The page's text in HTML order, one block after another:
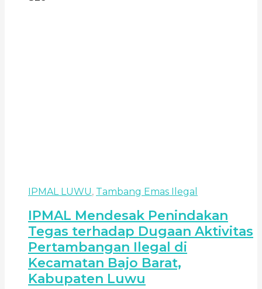
IPMAL LUWU, Tambang Emas Ilegal
IPMAL Mendesak Penindakan
Tegas terhadap Dugaan Aktivitas
Pertambangan Ilegal di
Kecamatan Bajo Barat,
Kabupaten Luwu